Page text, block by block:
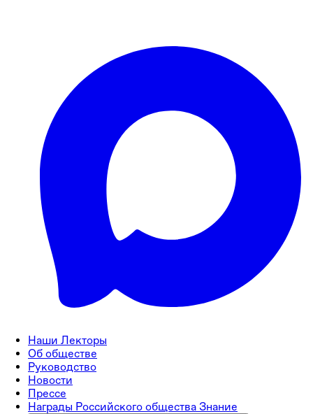
Наши Лекторы
Об обществе
Руководство
Новости
Прессе
Награды Российского общества Знание